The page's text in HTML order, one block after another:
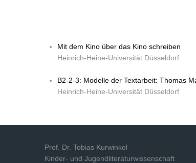
Mit dem Kino über das Kino schreiben
Heinrich-Heine-Universität Düsseldorf
B2-2-3: Modelle der Textarbeit: Thomas
Heinrich-Heine-Universität Düsseldorf
Prof. Dr. Tobias Kurwinkel
Kinder- und Jugendliteraturwissenschaft